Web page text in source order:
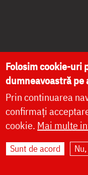
Folosim cookie-
dumneavoastră pe
Prin continuarea
confirmați
cookie. Mai multe
Sunt de acord